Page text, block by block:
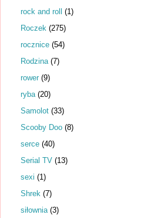
rock and roll (1)
Roczek (275)
rocznice (54)
Rodzina (7)
rower (9)
ryba (20)
Samolot (33)
Scooby Doo (8)
serce (40)
Serial TV (13)
sexi (1)
Shrek (7)
siłownia (3)